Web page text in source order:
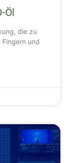
Öl
die zu
und